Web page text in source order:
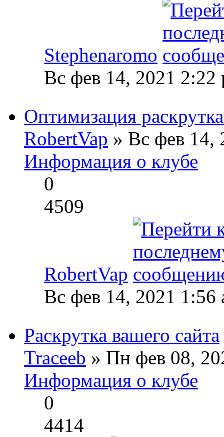
Stephenaromo
Вс фев 14, 2021 2:22
Оптимизация
RobertVap » Вс фев 14,
Информация о клубе
0
4509
RobertVap
Вс фев 14, 2021 1:56
Раскрутка вашего сайта
Traceeb » Пн фев 08,
Информация о клубе
0
4414